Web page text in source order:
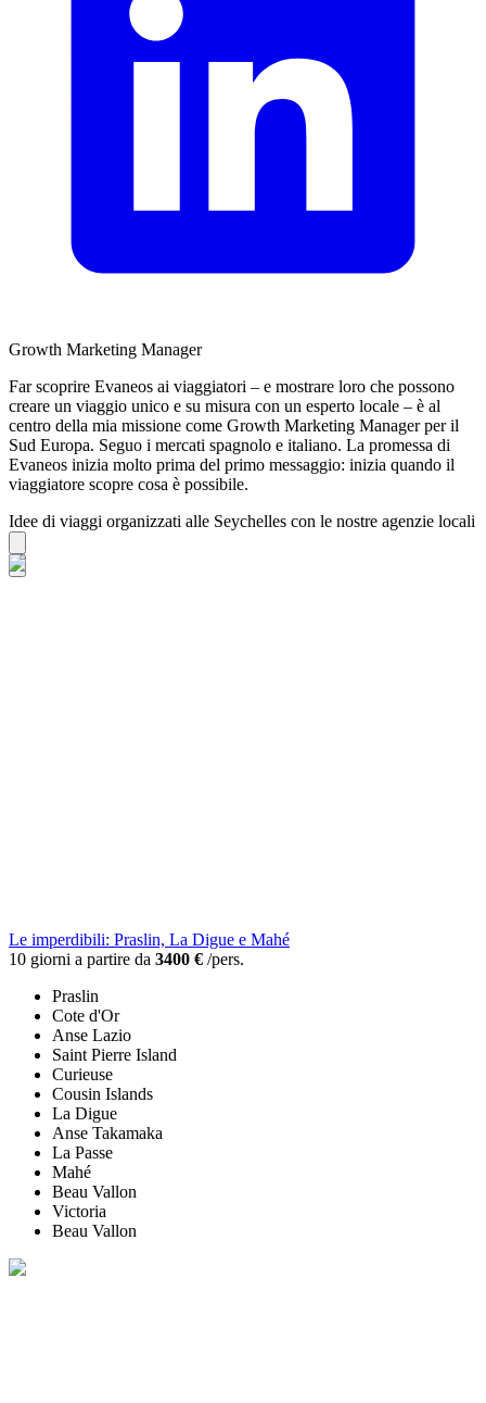
Growth Marketing Manager
Far scoprire Evaneos ai viaggiatori – e mostrare loro che possono
creare un viaggio unico e su misura con un esperto locale – è al
centro della mia missione come Growth Marketing Manager per il
Sud Europa. Seguo i mercati spagnolo e italiano. La promessa di
Evaneos inizia molto prima del primo messaggio: inizia quando il
viaggiatore scopre cosa è possibile.
Idee di viaggi organizzati alle Seychelles con le nostre agenzie locali
Le imperdibili: Praslin, La Digue e Mahé
10 giorni a partire da 3400 € /pers.
Praslin
Cote d'Or
Anse Lazio
Saint Pierre Island
Curieuse
Cousin Islands
La Digue
Anse Takamaka
La Passe
Mahé
Beau Vallon
Victoria
Beau Vallon